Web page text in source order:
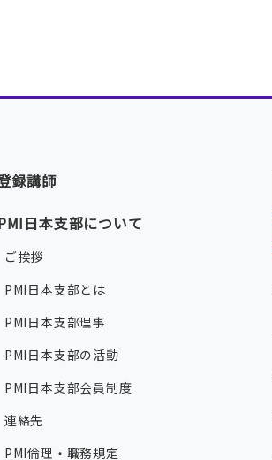
録講師
日本支部について
ご挨拶
PMI日本支部とは
PMI日本支部理事
PMI日本支部の活動
PMI日本支部会員制度
連絡先
PMI倫理・職務規定